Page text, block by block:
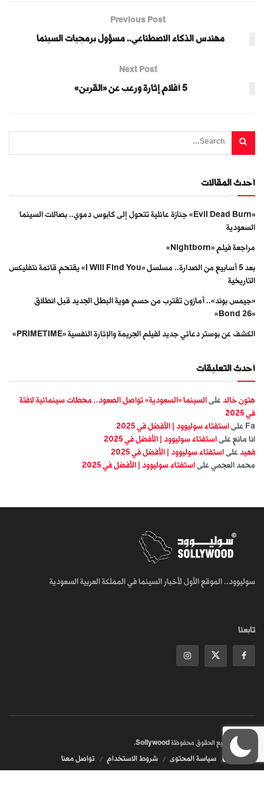
Previous Post
مهندس الذكاء الاصطناعي.. مسؤول برمجيات السينما
Next Post
5 أفلام إثارة ورعب عن «القرين»
أحدث المقالات
«Evil Dead Burn» جنازة عائلية تتحول إلى كابوس دموي.. بصالات السينما
السعودية
مراجعة فيلم «Nightborn»
بعد 5 أسابيع من الصدارة.. مسلسل «I Will Find You» يقتحم قائمة نتفليكس
التاريخية
«جيمس بوند».. أمازون تقترب من حسم هوية البطل الجديد قبل انطلاق
«Bond 26»
الكشف عن بوستر دعائي جديد لفيلم الجريمة والإثارة النفسية «PRIMETIME»
أحدث التعليقات
هتون خالد على السينما «السعودية» تواصل الصعود.. محطات سينمائية لافتة
في 2025
Fa على استفتاء سوليوود | الأفضل في 2025
انا مانع على استفتاء سوليوود | الأفضل في 2025
فهيد على استفتاء سوليوود | الأفضل في 2025
محمد العجمي على استفتاء سوليوود | الأفضل في 2025
سوليوود.. الموقع الأول لأخبار السينما في المملكة العربية السعودية
تابعنا
جميع الحقوق محفوظة Sollywood
.
من نحن سياسة المحتوى شروط الاستخدام تواصل معنا